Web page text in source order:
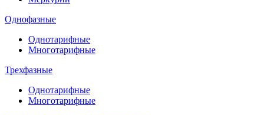
Однофазные
Однотарифные
Многотарифные
Трехфазные
Однотарифные
Многотарифные